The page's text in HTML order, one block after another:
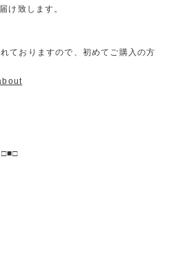
け致します。
ておりますので、初めてご購入の方